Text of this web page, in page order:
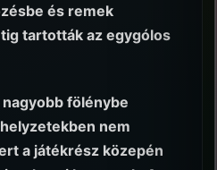
és remek
tartották az egygólos
fölénybe
nem
a játékrész közepén